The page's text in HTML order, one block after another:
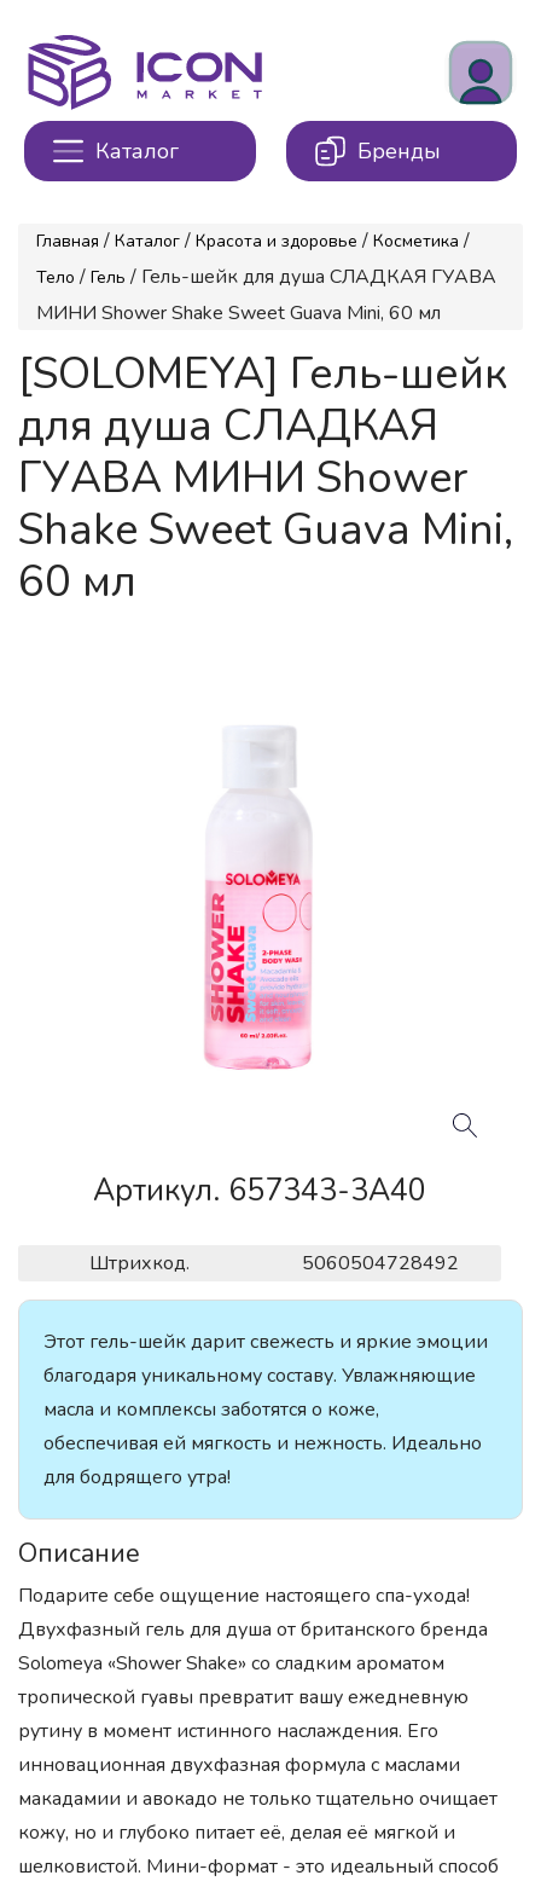
Каталог Бренды
Главная / Каталог / Красота и здоровье / Косметика /
Тело / Гель / Гель-шейк для душа СЛАДКАЯ ГУАВА
МИНИ Shower Shake Sweet Guava Mini, 60 мл
[SOLOMEYA] Гель-шейк
для душа СЛАДКАЯ
ГУАВА МИНИ Shower
Shake Sweet Guava Mini,
60 мл
Артикул. 657343-3A40
Штрихкод. 5060504728492
Этот гель-шейк дарит свежесть и яркие эмоции
благодаря уникальному составу. Увлажняющие
масла и комплексы заботятся о коже,
обеспечивая ей мягкость и нежность. Идеально
для бодрящего утра!
Описание
Подарите себе ощущение настоящего спа-ухода!
Двухфазный гель для душа от британского бренда
Solomeya «Shower Shake» со сладким ароматом
тропической гуавы превратит вашу ежедневную
рутину в момент истинного наслаждения. Его
инновационная двухфазная формула с маслами
макадамии и авокадо не только тщательно очищает
кожу, но и глубоко питает её, делая её мягкой и
шелковистой. Мини-формат - это идеальный способ